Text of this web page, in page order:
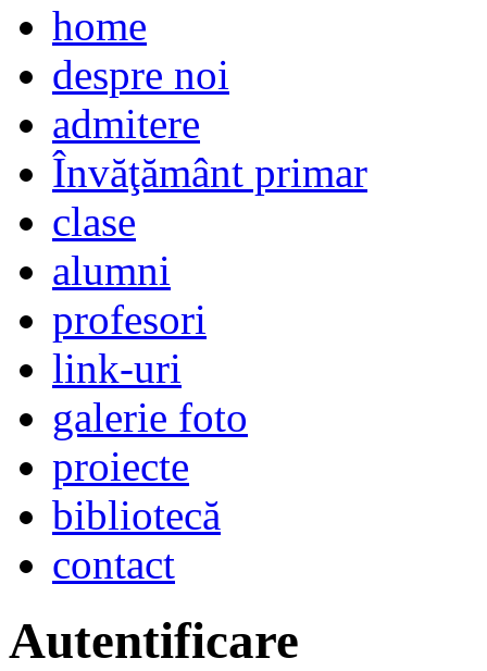
home
despre noi
admitere
Învăţământ primar
clase
alumni
profesori
link-uri
galerie foto
proiecte
bibliotecă
contact
Autentificare